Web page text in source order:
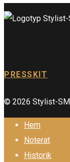
PRESSKIT
© 2026 Stylist-
Hem
Noterat
Historik